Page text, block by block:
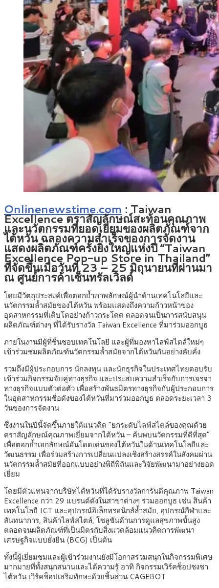
Onlinenewstime.com : Taiwan
Excellence ตราสัญลักษณ์สะท้อนคุณภาพ
และนวัตกรรมที่ยอดเยี่ยมของผลิตภัณฑ์จาก
ไต้หวัน ฉลองความสำเร็จของการจัดงาน
แสดงผลิตภัณฑ์ครั้งยิ่งใหญ่แห่งปี “Taiwan
Excellence Pop-up Store in Thailand”
ที่จัดขึ้นเมื่อวันที่ 23 – 25 มิถุนายนที่ผ่านมา
ณ ศูนย์การค้าเซ็นทรัลเวิลด์
โดยมีวัตถุประสงค์เพื่อตอกย้ำภาพลักษณ์ผู้นำด้านเทคโนโลยีและ
นวัตกรรมล้ำสมัยของไต้หวัน พร้อมแสดงถึงความก้าวหน้าของ
อุตสาหกรรมที่เติบโตอย่างก้าวกระโดด ตลอดจนเป็นการสนับสนุน
ผลิตภัณฑ์ต่างๆ ที่ได้รับรางวัล Taiwan Excellence ที่มาร่วมออกบูธ
ภายในงานมีผู้ที่ชื่นชอบเทคโนโลยี และผู้ที่มองหาไลฟ์สไตล์ใหม่ๆ
เข้าร่วมชมผลิตภัณฑ์นวัตกรรมล้ำสมัยจากไต้หวันกันอย่างคับคั่ง
รวมถึงมีผู้ประกอบการ นักลงทุน และนักธุรกิจในประเทศไทยตอบรับ
เข้าร่วมกิจกรรมจับคู่ทางธุรกิจ และประสบความสำเร็จกับการเจรจา
ทางธุรกิจแบบตัวต่อตัว เพื่อสร้างพันธมิตรทางธุรกิจกับผู้ประกอบการ
ในอุตสาหกรรมชื่อดังของไต้หวันที่มาร่วมออกบูธ ตลอดระยะเวลา 3
วันของการจัดงาน
ซึ่งงานในปีนี้จัดขึ้นภายใต้แนวคิด “ยกระดับไลฟ์สไตล์ของคุณด้วย
ตราสัญลักษณ์คุณภาพเยี่ยมจากไต้หวัน – ค้นพบนวัตกรรมที่ดีที่สุด”
เพื่อตอกย้ำเอกลักษณ์อันโดดเด่นของไต้หวันในด้านเทคโนโลยีและ
วัฒนธรรม เพื่อร่วมสร้างการเปลี่ยนแปลงเชิงสร้างสรรค์ในสังคมผ่าน
นวัตกรรมล้ำสมัยที่ออกแบบอย่างพิถีพิถันและวิจัยพัฒนามาอย่างยอด
เยี่ยม
โดยมีตัวแทนจากบริษัทไต้หวันที่ได้รับรางวัลการันตีคุณภาพ Taiwan
Excellence กว่า 29 แบรนด์ดังในสาขาต่างๆ ร่วมออกบูธ เช่น สินค้า
เทคโนโลยี ICT และอุปกรณ์อิเล็กทรอนิกส์ล้ำสมัย, อุปกรณ์กีฬาและ
สันทนาการ, สินค้าไลฟ์สไตล์, โซลูชันด้านการดูแลสุขภาพขั้นสูง
ตลอดจนผลิตภัณฑ์ที่เป็นมิตรกับสิ่งแวดล้อมแนวคิดการพัฒนา
เศรษฐกิจแบบยั่งยืน (BCG) เป็นต้น
ทั้งนี้ผู้เยี่ยมชมและผู้เข้าร่วมงานยังมีโอกาสร่วมสนุกในกิจกรรมพิเศษ
มากมายที่ทั้งสนุกสนานและได้ความรู้ อาทิ กิจกรรมเวิร์คช็อปชงชา
ไต้หวัน เวิร์คช็อปเสริมทักษะด้วยชิ้นส่วน CAGEBOT